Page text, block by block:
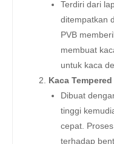
Terdiri dari
ditempatkan
PVB
membuat
untuk kaca
Kaca Tempered
Dibuat
tinggi
cepat.
terhadap